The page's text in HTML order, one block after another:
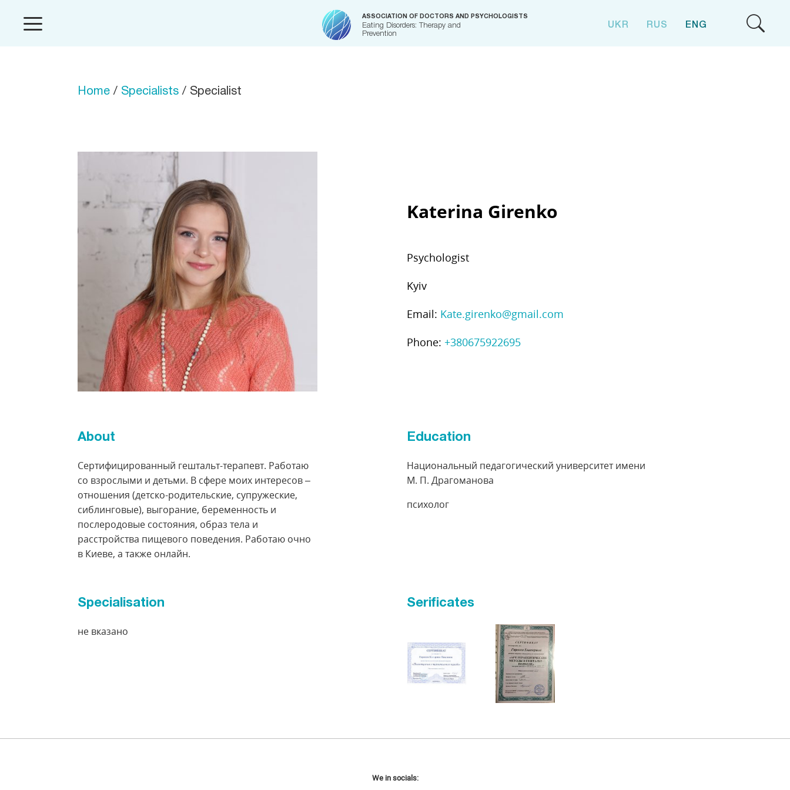
ASSOCIATION OF DOCTORS AND PSYCHOLOGISTS
Eating Disorders: Therapy and
Prevention
UKR RUS ENG
Home / Specialists / Specialist
Katerina Girenko
Psychologist
Kyiv
Email: Kate.girenko@gmail.com
Phone: +380675922695
About
Сертифицированный гештальт-терапевт. Работаю
со взрослыми и детьми. В сфере моих интересов –
отношения (детско-родительские, супружеские,
сиблинговые), выгорание, беременность и
послеродовые состояния, образ тела и
расстройства пищевого поведения. Работаю очно
в Киеве, а также онлайн.
Education
Национальный педагогический университет имени
М. П. Драгоманова
психолог
Specialisation
не вказано
Serificates
We in socials: